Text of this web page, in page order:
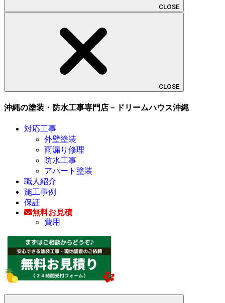
CLOSE
CLOSE
沖縄の塗装・防水工事専門店－ドリームハウス沖縄
対応工事
外壁塗装
雨漏り修理
防水工事
アパート塗装
職人紹介
施工事例
保証
無料お見積
費用